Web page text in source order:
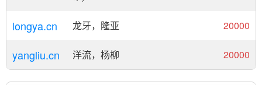
longya.cn 龙牙，隆亚 20000
yangliu.cn 洋流，杨柳 20000